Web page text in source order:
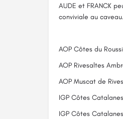
AUDE et FRANCK
conviviale au caveau.
AOP Côtes du
AOP Rivesaltes
AOP Muscat de
IGP Côtes
IGP Côtes